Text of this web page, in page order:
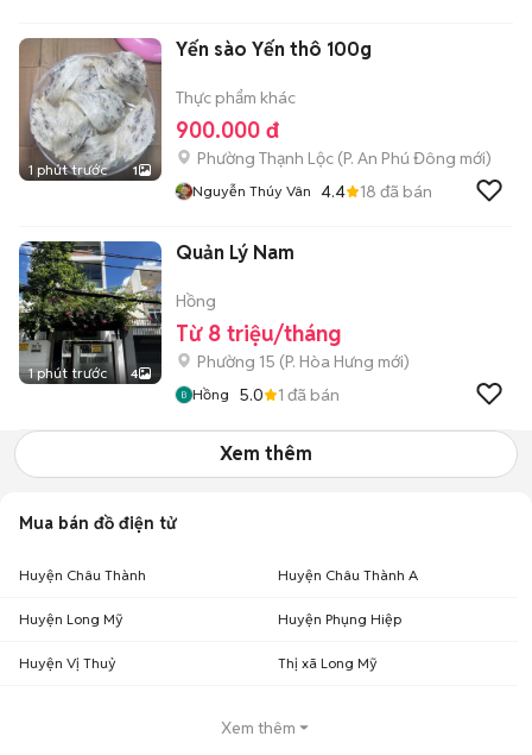
1 phút trước 1
Yến sào Yến thô 100g
Thực phẩm khác
900.000 đ
Phường Thạnh Lộc (P. An Phú Đông mới)
Nguyễn Thúy Vân 4.4 18 đã bán
1 phút trước 4
Quản Lý Nam
Hồng
Từ 8 triệu/tháng
Phường 15 (P. Hòa Hưng mới)
Hồng 5.0 1 đã bán
Xem thêm
Mua bán đồ điện tử
Huyện Châu Thành Huyện Châu Thành A
Huyện Long Mỹ Huyện Phụng Hiệp
Huyện Vị Thuỷ Thị xã Long Mỹ
Xem thêm